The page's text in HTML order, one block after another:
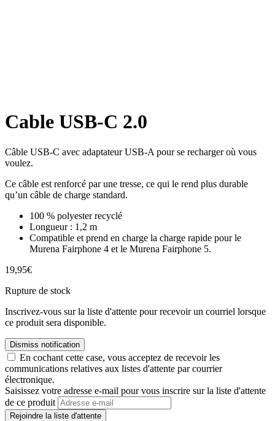
Cable USB-C 2.0
Câble USB-C avec adaptateur USB-A pour se recharger où vous
voulez.
Ce câble est renforcé par une tresse, ce qui le rend plus durable
qu’un câble de charge standard.
100 % polyester recyclé
Longueur : 1,2 m
Compatible et prend en charge la charge rapide pour le
Murena Fairphone 4 et le Murena Fairphone 5.
19,95€
Rupture de stock
Inscrivez-vous sur la liste d'attente pour recevoir un courriel lorsque
ce produit sera disponible.
Dismiss notification
En cochant cette case, vous acceptez de recevoir les
communications relatives aux listes d'attente par courrier
électronique.
Saisissez votre adresse e-mail pour vous inscrire sur la liste d'attente
de ce produit
Rejoindre la liste d'attente